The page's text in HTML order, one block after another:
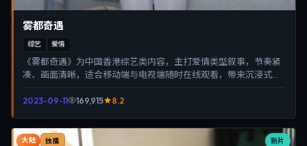
雾都奇遇
综艺 爱情
《雾都奇遇》为中国香港综艺类内容，主打爱情类型叙事，节奏紧
凑、画面清晰，适合移动端与电视端随时在线观看，带来沉浸式视
2023-09-11 169,915 8.2
新片
大陆 独播